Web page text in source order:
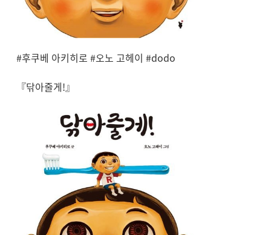
#후쿠베 아키히로 #오노 고헤이 #dodo
『닦아줄게!』